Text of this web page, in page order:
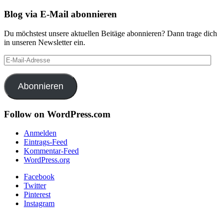
Blog via E-Mail abonnieren
Du möchstest unsere aktuellen Beitäge abonnieren? Dann trage dich
in unseren Newsletter ein.
E-
Mail-
Adresse
Abonnieren
Follow on WordPress.com
Anmelden
Eintrags-Feed
Kommentar-Feed
WordPress.org
Facebook
Twitter
Pinterest
Instagram